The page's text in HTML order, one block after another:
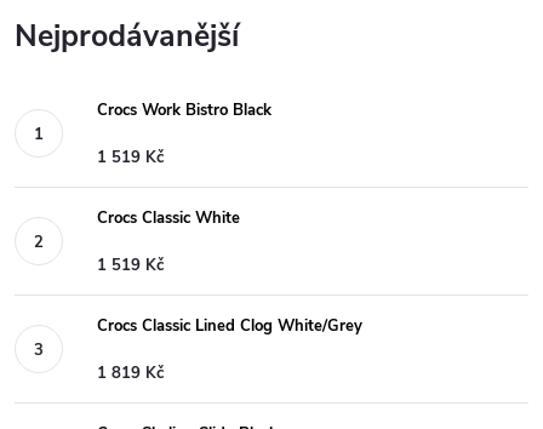
Nejprodávanější
Crocs Work Bistro Black
1 519 Kč
Crocs Classic White
1 519 Kč
Crocs Classic Lined Clog White/Grey
1 819 Kč